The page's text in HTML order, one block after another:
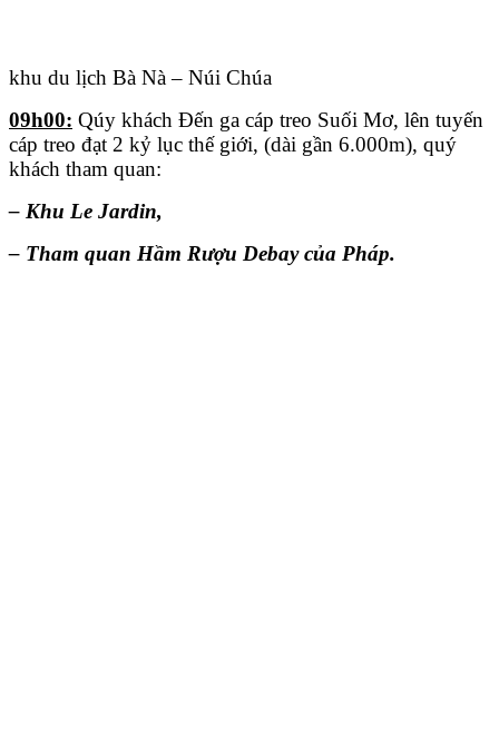
khu du lịch Bà Nà – Núi Chúa
09h00: Qúy khách Đến ga cáp treo Suối Mơ, lên tuyến
cáp treo đạt 2 kỷ lục thế giới, (dài gần 6.000m), quý
khách tham quan:
– Khu Le Jardin,
– Tham quan Hầm Rượu Debay của Pháp.